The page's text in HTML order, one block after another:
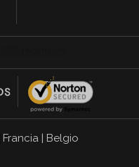
Francia| Belgio